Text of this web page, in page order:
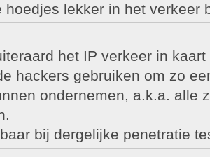
hoedjes lekker in het verkeer
het IP verkeer in
hackers gebruiken om zo
ondernemen, a.k.a. alle
bij dergelijke penetratie